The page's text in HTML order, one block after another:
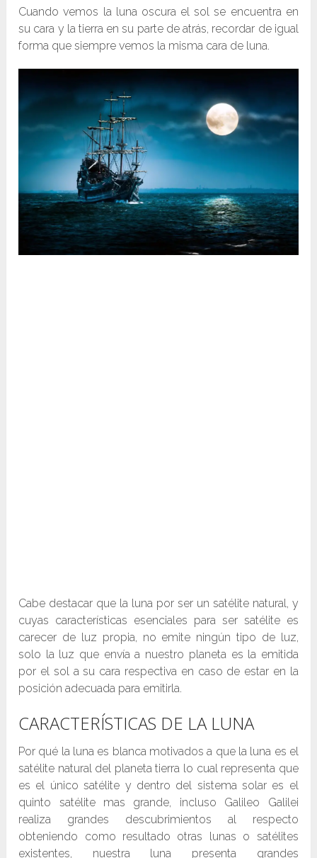
Cuando vemos la luna oscura el sol se encuentra en
su cara y la tierra en su parte de atrás, recordar de igual
forma que siempre vemos la misma cara de luna.
Cabe destacar que la luna por ser un satélite natural, y
cuyas características esenciales para ser satélite es
carecer de luz propia, no emite ningún tipo de luz,
solo la luz que envía a nuestro planeta es la emitida
por el sol a su cara respectiva en caso de estar en la
posición adecuada para emitirla.
CARACTERÍSTICAS DE LA LUNA
Por qué la luna es blanca motivados a que la luna es el
satélite natural del planeta tierra lo cual representa que
es el único satélite y dentro del sistema solar es el
quinto satélite mas grande, incluso Galileo Galilei
realiza grandes descubrimientos al respecto
obteniendo como resultado otras lunas o satélites
existentes, nuestra luna presenta grandes